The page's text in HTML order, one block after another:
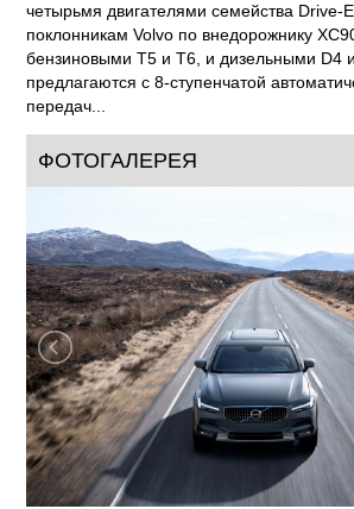
четырьмя двигателями семейства Drive-
поклонникам Volvo по внедорожнику
бензиновыми T5 и T6, и дизельными D4
предлагаются с 8-ступенчатой
передач...
ФОТОГАЛЕРЕЯ